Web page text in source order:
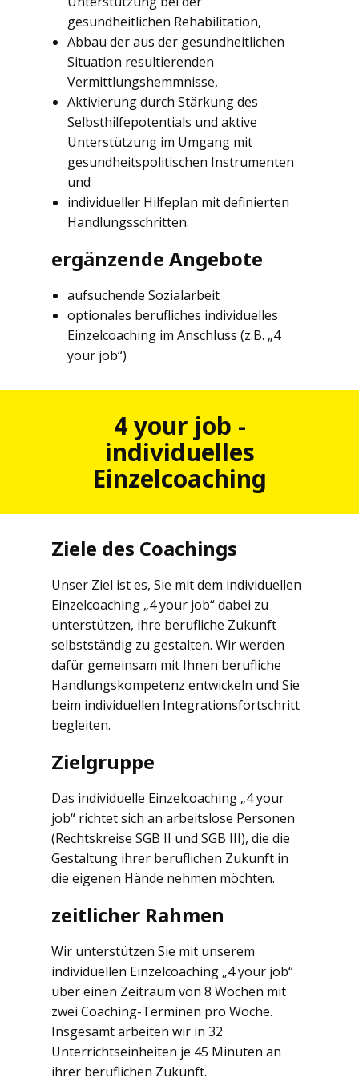
gesundheitlichen Rehabilitation,
Abbau der aus der gesundheitlichen
Situation resultierenden
Vermittlungshemmnisse,
Aktivierung durch Stärkung des
Selbsthilfepotentials und aktive
Unterstützung im Umgang mit
gesundheitspolitischen Instrumenten
und
individueller Hilfeplan mit definierten
Handlungsschritten.
ergänzende Angebote
aufsuchende Sozialarbeit
optionales berufliches individuelles
Einzelcoaching im Anschluss (z.B. „4
your job“)
4 your job -
individuelles
Einzelcoaching
Ziele des Coachings
Unser Ziel ist es, Sie mit dem individuellen
Einzelcoaching „4 your job“ dabei zu
unterstützen, ihre berufliche Zukunft
selbstständig zu gestalten. Wir werden
dafür gemeinsam mit Ihnen berufliche
Handlungskompetenz entwickeln und Sie
beim individuellen Integrationsfortschritt
begleiten.
Zielgruppe
Das individuelle Einzelcoaching „4 your
job“ richtet sich an arbeitslose Personen
(Rechtskreise SGB II und SGB III), die die
Gestaltung ihrer beruflichen Zukunft in
die eigenen Hände nehmen möchten.
zeitlicher Rahmen
Wir unterstützen Sie mit unserem
individuellen Einzelcoaching „4 your job“
über einen Zeitraum von 8 Wochen mit
zwei Coaching-Terminen pro Woche.
Insgesamt arbeiten wir in 32
Unterrichtseinheiten je 45 Minuten an
ihrer beruflichen Zukunft.